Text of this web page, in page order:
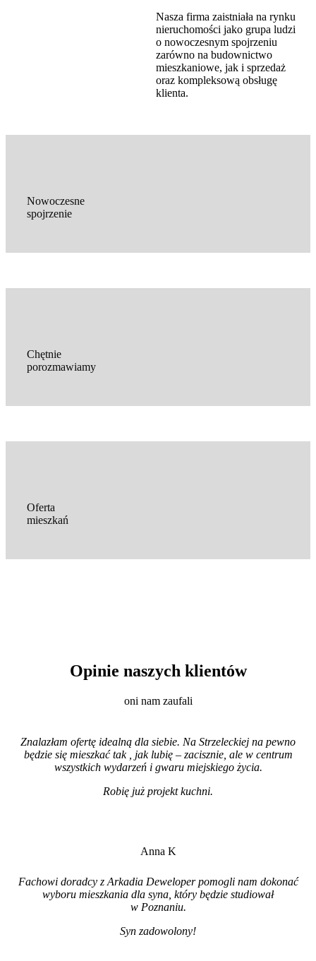
Nasza firma zaistniała na rynku
nieruchomości jako grupa ludzi
o nowoczesnym spojrzeniu
zarówno na budownictwo
mieszkaniowe, jak i sprzedaż
oraz kompleksową obsługę
klienta.
Nowoczesne
spojrzenie
Chętnie
porozmawiamy
Oferta
mieszkań
Opinie naszych klientów
oni nam zaufali
Znalazłam ofertę idealną dla siebie. Na Strzeleckiej na pewno
będzie się mieszkać tak , jak lubię – zacisznie, ale w centrum
wszystkich wydarzeń i gwaru miejskiego życia.
Robię już projekt kuchni.
Anna K
Fachowi doradcy z Arkadia Deweloper pomogli nam dokonać
wyboru mieszkania dla syna, który będzie studiował
w Poznaniu.
Syn zadowolony!